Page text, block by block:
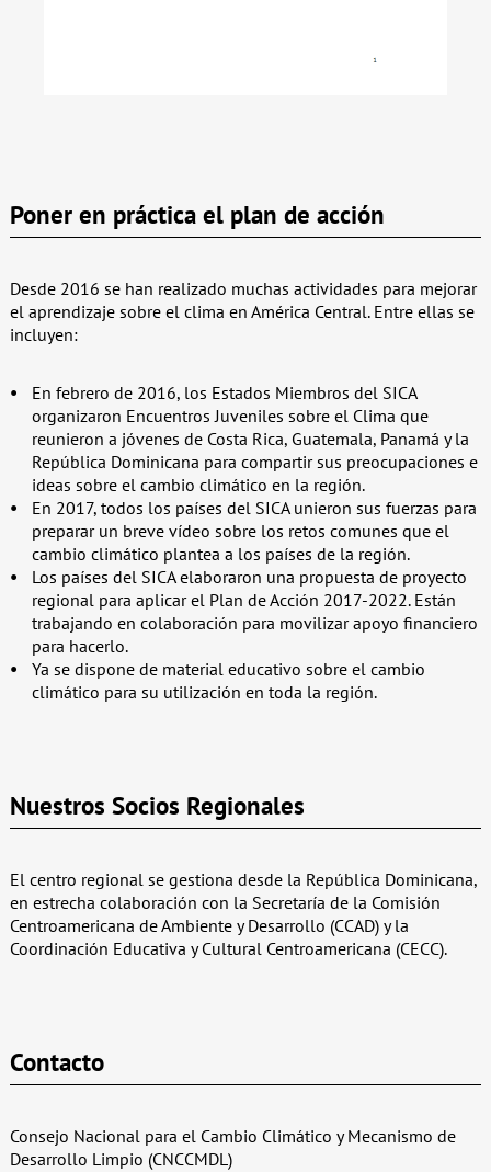
Poner en práctica el plan de acción
Desde 2016 se han realizado muchas actividades para mejorar
el aprendizaje sobre el clima en América Central. Entre ellas se
incluyen:
En febrero de 2016, los Estados Miembros del SICA
organizaron Encuentros Juveniles sobre el Clima que
reunieron a jóvenes de Costa Rica, Guatemala, Panamá y la
República Dominicana para compartir sus preocupaciones e
ideas sobre el cambio climático en la región.
En 2017, todos los países del SICA unieron sus fuerzas para
preparar un breve vídeo sobre los retos comunes que el
cambio climático plantea a los países de la región.
Los países del SICA elaboraron una propuesta de proyecto
regional para aplicar el Plan de Acción 2017-2022. Están
trabajando en colaboración para movilizar apoyo financiero
para hacerlo.
Ya se dispone de material educativo sobre el cambio
climático para su utilización en toda la región.
Nuestros Socios Regionales
El centro regional se gestiona desde la República Dominicana,
en estrecha colaboración con la Secretaría de la Comisión
Centroamericana de Ambiente y Desarrollo (CCAD) y la
Coordinación Educativa y Cultural Centroamericana (CECC).
Contacto
Consejo Nacional para el Cambio Climático y Mecanismo de
Desarrollo Limpio (CNCCMDL)